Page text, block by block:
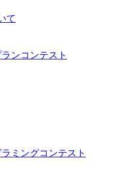
て
ンコンテスト
ミングコンテスト